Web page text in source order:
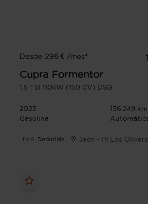
Desde 296 € /mes*
Cupra Formentor
1.5 TSI 110kW (150 CV) DSG
2023
136.249 km
Gasolina
I.V.A. Deducible Jaén - PI Los